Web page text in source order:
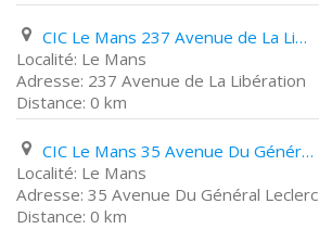
CIC Le Mans 237 Avenue de La Libération
Le Mans
237 Avenue de La Libération
0 km
CIC Le Mans 35 Avenue Du Général Leclerc
Le Mans
35 Avenue Du Général Leclerc
0 km